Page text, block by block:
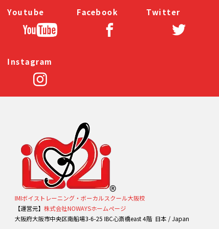
Youtube Facebook Twitter
Instagram
IMIボイストレーニング・ボーカルスクール大阪校
【運営元】 株式会社NOWAYSホームページ
大阪府大阪市中央区南船場3-6-25 IBC心斎橋east 4階 日本 / Japan